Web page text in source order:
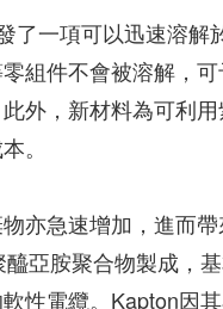
了一項可以迅速溶解
組件不會被溶解，
外，新材料為可利
。
亦急速增加，進而
亞胺聚合物製成，
性電纜。Kapton因